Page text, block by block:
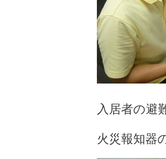
入居者の避
火災報知器